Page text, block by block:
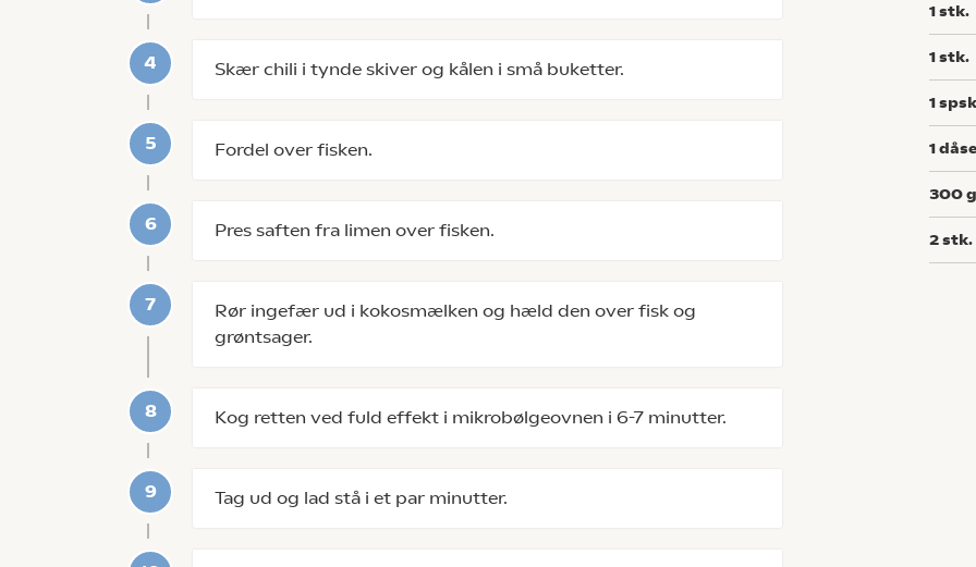
Skær chili i tynde skiver og kålen i små buketter.
Fordel over fisken.
Pres saften fra limen over fisken.
Rør ingefær ud i kokosmælken og hæld den over fisk og
grøntsager.
Kog retten ved fuld effekt i mikrobølgeovnen i 6-7 minutter.
Tag ud og lad stå i et par minutter.
1stk.
1stk.
1
1dåse
300g
2stk.